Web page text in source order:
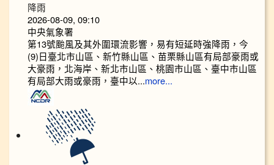
降雨
2026-08-09, 09:10
中央氣象署
第13號颱風及其外圍環流影響，易有短延時強降雨，今
(9)日臺北市山區、新竹縣山區、苗栗縣山區有局部豪雨或
大豪雨，北海岸、新北市山區、桃園市山區、臺中市山區
有局部大雨或豪雨，臺中以...more...